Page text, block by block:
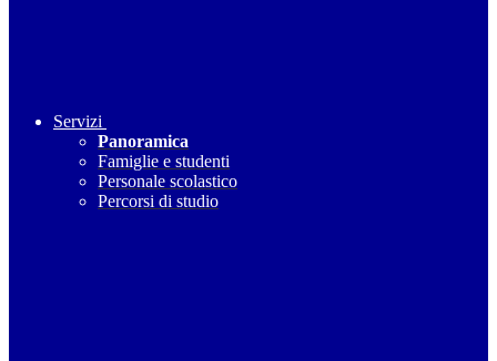
Servizi
Panoramica
Famiglie e studenti
Personale scolastico
Percorsi di studio